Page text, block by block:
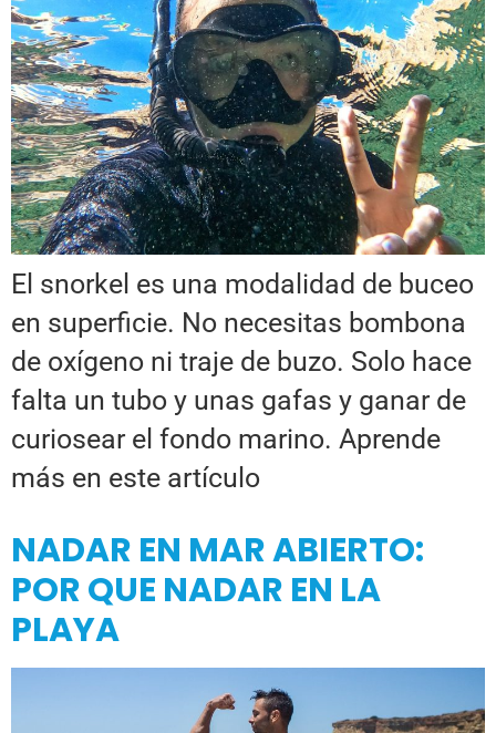
El snorkel es una modalidad de buceo
en superficie. No necesitas bombona
de oxígeno ni traje de buzo. Solo hace
falta un tubo y unas gafas y ganar de
curiosear el fondo marino. Aprende
más en este artículo
NADAR EN MAR ABIERTO:
POR QUE NADAR EN LA
PLAYA